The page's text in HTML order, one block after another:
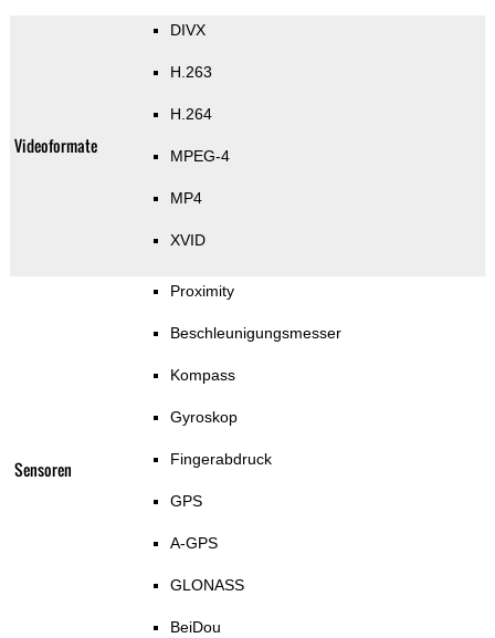
Videoformate
DIVX
H.263
H.264
MPEG-4
MP4
XVID
Sensoren
Proximity
Beschleunigungsmesser
Kompass
Gyroskop
Fingerabdruck
GPS
A-GPS
GLONASS
BeiDou